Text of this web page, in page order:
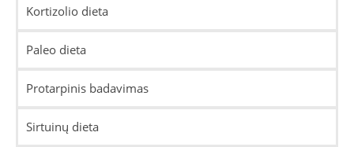
Kortizolio dieta
Paleo dieta
Protarpinis badavimas
Sirtuinų dieta